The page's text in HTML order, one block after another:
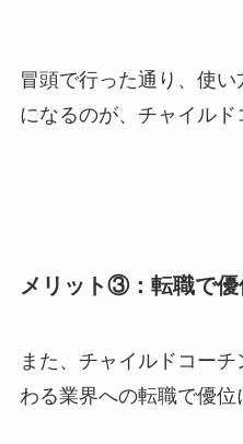
冒頭で行った通り、使
になるのが、チャイルド
メリット③：転職で
また、チャイルドコー
わる業界への転職で優位